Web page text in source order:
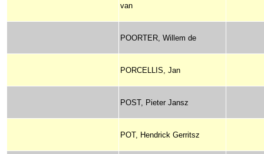
van
POORTER, Willem de
PORCELLIS, Jan
POST, Pieter Jansz
POT, Hendrick Gerritsz